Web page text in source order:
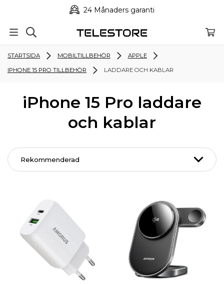
24 Månaders garanti
STARTSIDA MOBILTILLBEHÖR APPLE
IPHONE 15 PRO TILLBEHÖR LADDARE OCH KABLAR
iPhone 15 Pro laddare
och kablar